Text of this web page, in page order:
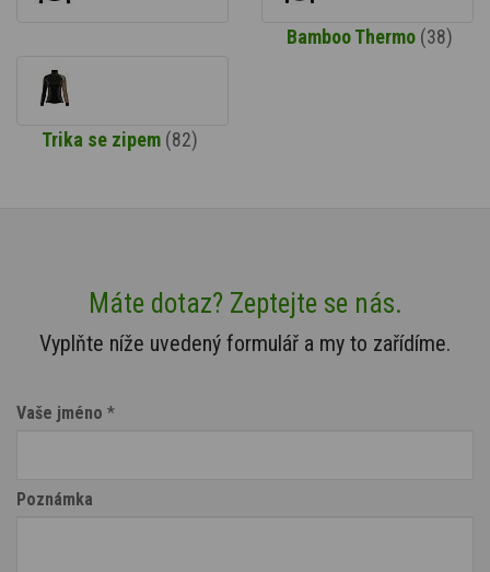
Bamboo Thermo (38)
Trika se zipem (82)
Máte dotaz? Zeptejte se nás.
Vyplňte níže uvedený formulář a my to zařídíme.
Vaše jméno *
Poznámka